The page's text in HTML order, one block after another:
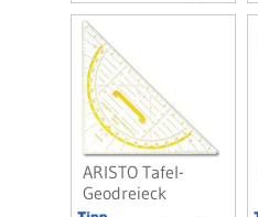
ARISTO Tafel-
Geodreieck